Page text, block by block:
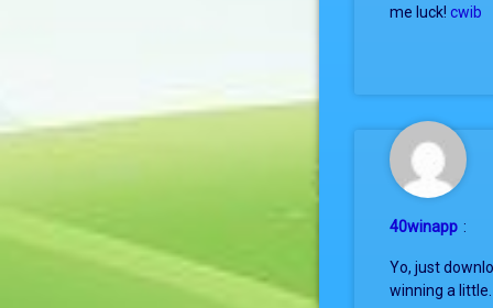
me luck!cwib
40winapp :
Yo, just
winning a